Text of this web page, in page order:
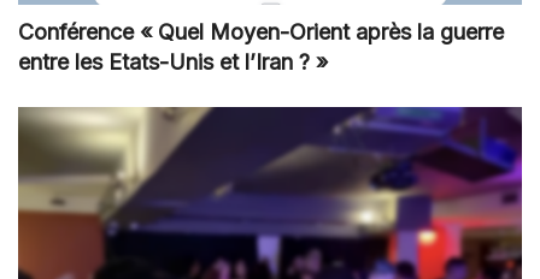
Conférence « Quel Moyen-Orient après la guerre
entre les Etats-Unis et l’Iran ? »